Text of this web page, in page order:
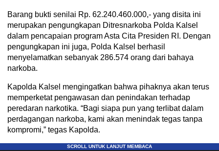
Barang bukti senilai Rp. 62.240.460.000,- yang disita ini
merupakan pengungkapan Ditresnarkoba Polda Kalsel
dalam pencapaian program Asta Cita Presiden RI. Dengan
pengungkapan ini juga, Polda Kalsel berhasil
menyelamatkan sebanyak 286.574 orang dari bahaya
narkoba.
Kapolda Kalsel mengingatkan bahwa pihaknya akan terus
memperketat pengawasan dan penindakan terhadap
peredaran narkotika. “Bagi siapa pun yang terlibat dalam
perdagangan narkoba, kami akan menindak tegas tanpa
kompromi,” tegas Kapolda.